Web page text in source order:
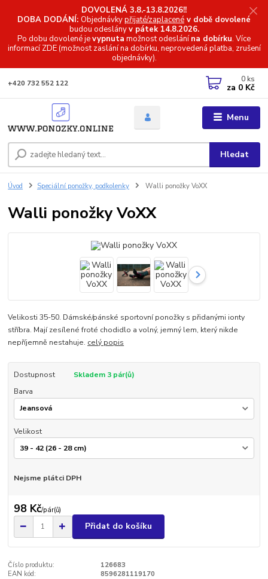
DOVOLENÁ 3.8.-13.8.2026!!
DOBA DODÁNÍ: Objednávkypřijaté/zaplacené v době dovolené
budou odeslányv pátek 14.8.2026.
Po dobu dovolené jevypnuta možnost odeslánína dobírku. Více
informacíZDE (možnost zaslání na dobírku, neprovedená platba, zrušení
objednávky).
Menu
Hledat
+420 732 552 122 0 ks
za 0 Kč
Úvod Speciální ponožky, podkolenky Walli ponožky VoXX
Walli ponožky VoXX
Velikosti 35-50. Dámské/pánské sportovní ponožky s přidanými ionty
stříbra. Mají zesílené froté chodidlo a volný, jemný lem, který nikde
nepříjemně nestahuje. celý popis
Dostupnost
Skladem 3 pár(ů)
Barva
Velikost
Nejsme plátci DPH
98 Kč/pár(ů)
Přidat do košíku
Číslo produktu:
126683
EAN kód:
8596281119170